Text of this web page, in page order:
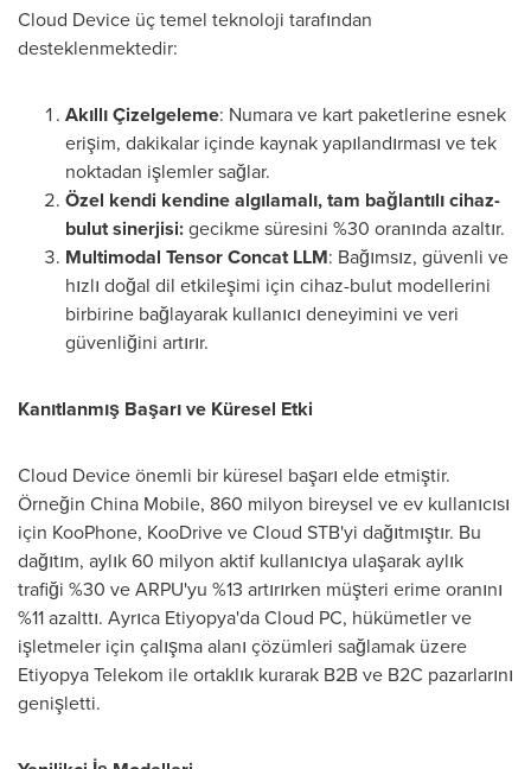
Cloud Device üç temel teknoloji tarafından
desteklenmektedir:
Akıllı Çizelgeleme: Numara ve kart paketlerine esnek
erişim, dakikalar içinde kaynak yapılandırması ve tek
noktadan işlemler sağlar.
Özel kendi kendine algılamalı, tam bağlantılı cihaz-
bulut sinerjisi:gecikme süresini %30 oranında azaltır.
Multimodal Tensor Concat LLM: Bağımsız, güvenli ve
hızlı doğal dil etkileşimi için cihaz-bulut modellerini
birbirine bağlayarak kullanıcı deneyimini ve veri
güvenliğini artırır.
Kanıtlanmış Başarı ve Küresel Etki
Cloud Device önemli bir küresel başarı elde etmiştir.
Örneğin China Mobile, 860 milyon bireysel ve ev kullanıcısı
için KooPhone, KooDrive ve Cloud STB'yi dağıtmıştır. Bu
dağıtım, aylık 60 milyon aktif kullanıcıya ulaşarak aylık
trafiği %30 ve ARPU'yu %13 artırırken müşteri erime oranını
%11 azalttı. Ayrıca Etiyopya'da Cloud PC, hükümetler ve
işletmeler için çalışma alanı çözümleri sağlamak üzere
Etiyopya Telekom ile ortaklık kurarak B2B ve B2C pazarlarını
genişletti.